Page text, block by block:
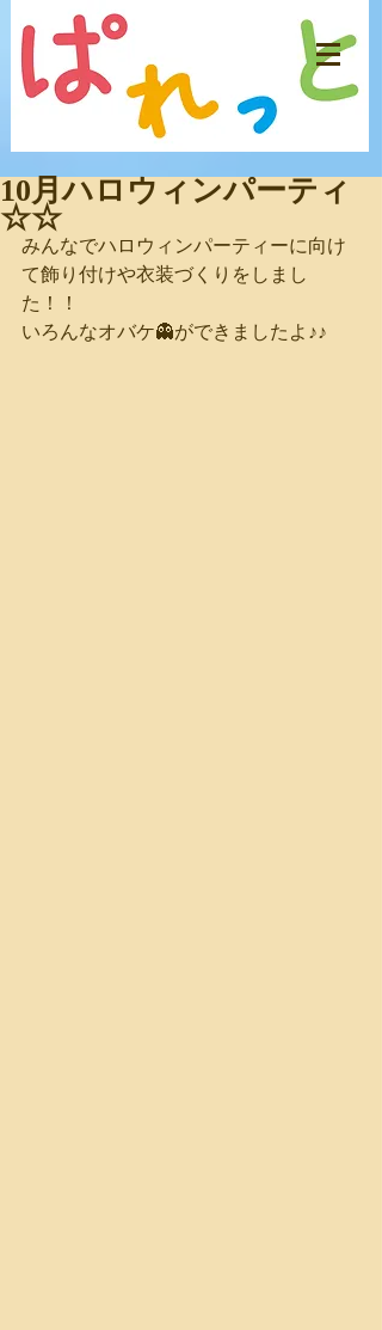
10月ハロウィンパーティ
☆☆
みんなでハロウィンパーティーに向け
て飾り付けや衣装づくりをしまし
た！！
いろんなオバケ👻ができましたよ♪♪